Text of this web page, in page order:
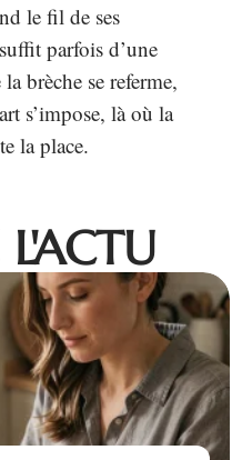
le fil de ses
parfois d’une
brèche se referme,
s’impose, là où la
la place.